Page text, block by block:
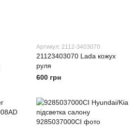
Артикул: 2112-3403070
21123403070 Lada кожух
руля
600 грн